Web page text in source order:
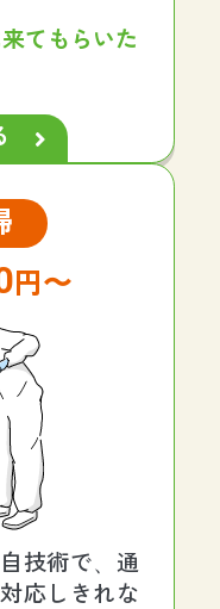
てもらいた
円〜
技術で、通
応しきれな